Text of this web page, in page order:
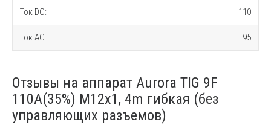
Ток DC: 110
Ток AC: 95
Отзывы на аппарат Aurora TIG 9F
110A(35%) M12x1, 4m гибкая (без
управляющих разъемов)